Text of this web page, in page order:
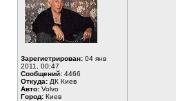
Зарегистрирован: 04 янв
2011, 00:47
Сообщений: 4466
Откуда: ДК Киев
Авто: Volvo
Город: Киев